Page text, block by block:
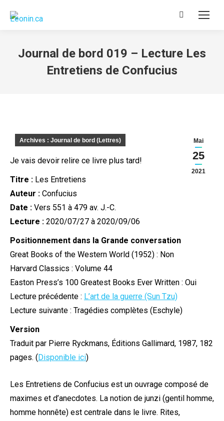
Recherche
Journal de bord 019 – Lecture Les
Entretiens de Confucius
Mai
25
2021
Archives : Journal de bord (Lettres)
Je vais devoir relire ce livre plus tard!
Titre : Les Entretiens
Auteur : Confucius
Date : Vers 551 à 479 av. J.-C.
Lecture : 2020/07/27 à 2020/09/06
Positionnement dans la Grande conversation
Great Books of the Western World (1952) : Non
Harvard Classics : Volume 44
Easton Press’s 100 Greatest Books Ever Written : Oui
Lecture précédente : L’art de la guerre (Sun Tzu)
Lecture suivante : Tragédies complètes (Eschyle)
Version
Traduit par Pierre Ryckmans, Éditions Gallimard, 1987, 182
pages. (Disponible ici)
Les Entretiens de Confucius est un ouvrage composé de
maximes et d’anecdotes. La notion de junzi (gentil homme,
homme honnête) est centrale dans le livre. Rites,